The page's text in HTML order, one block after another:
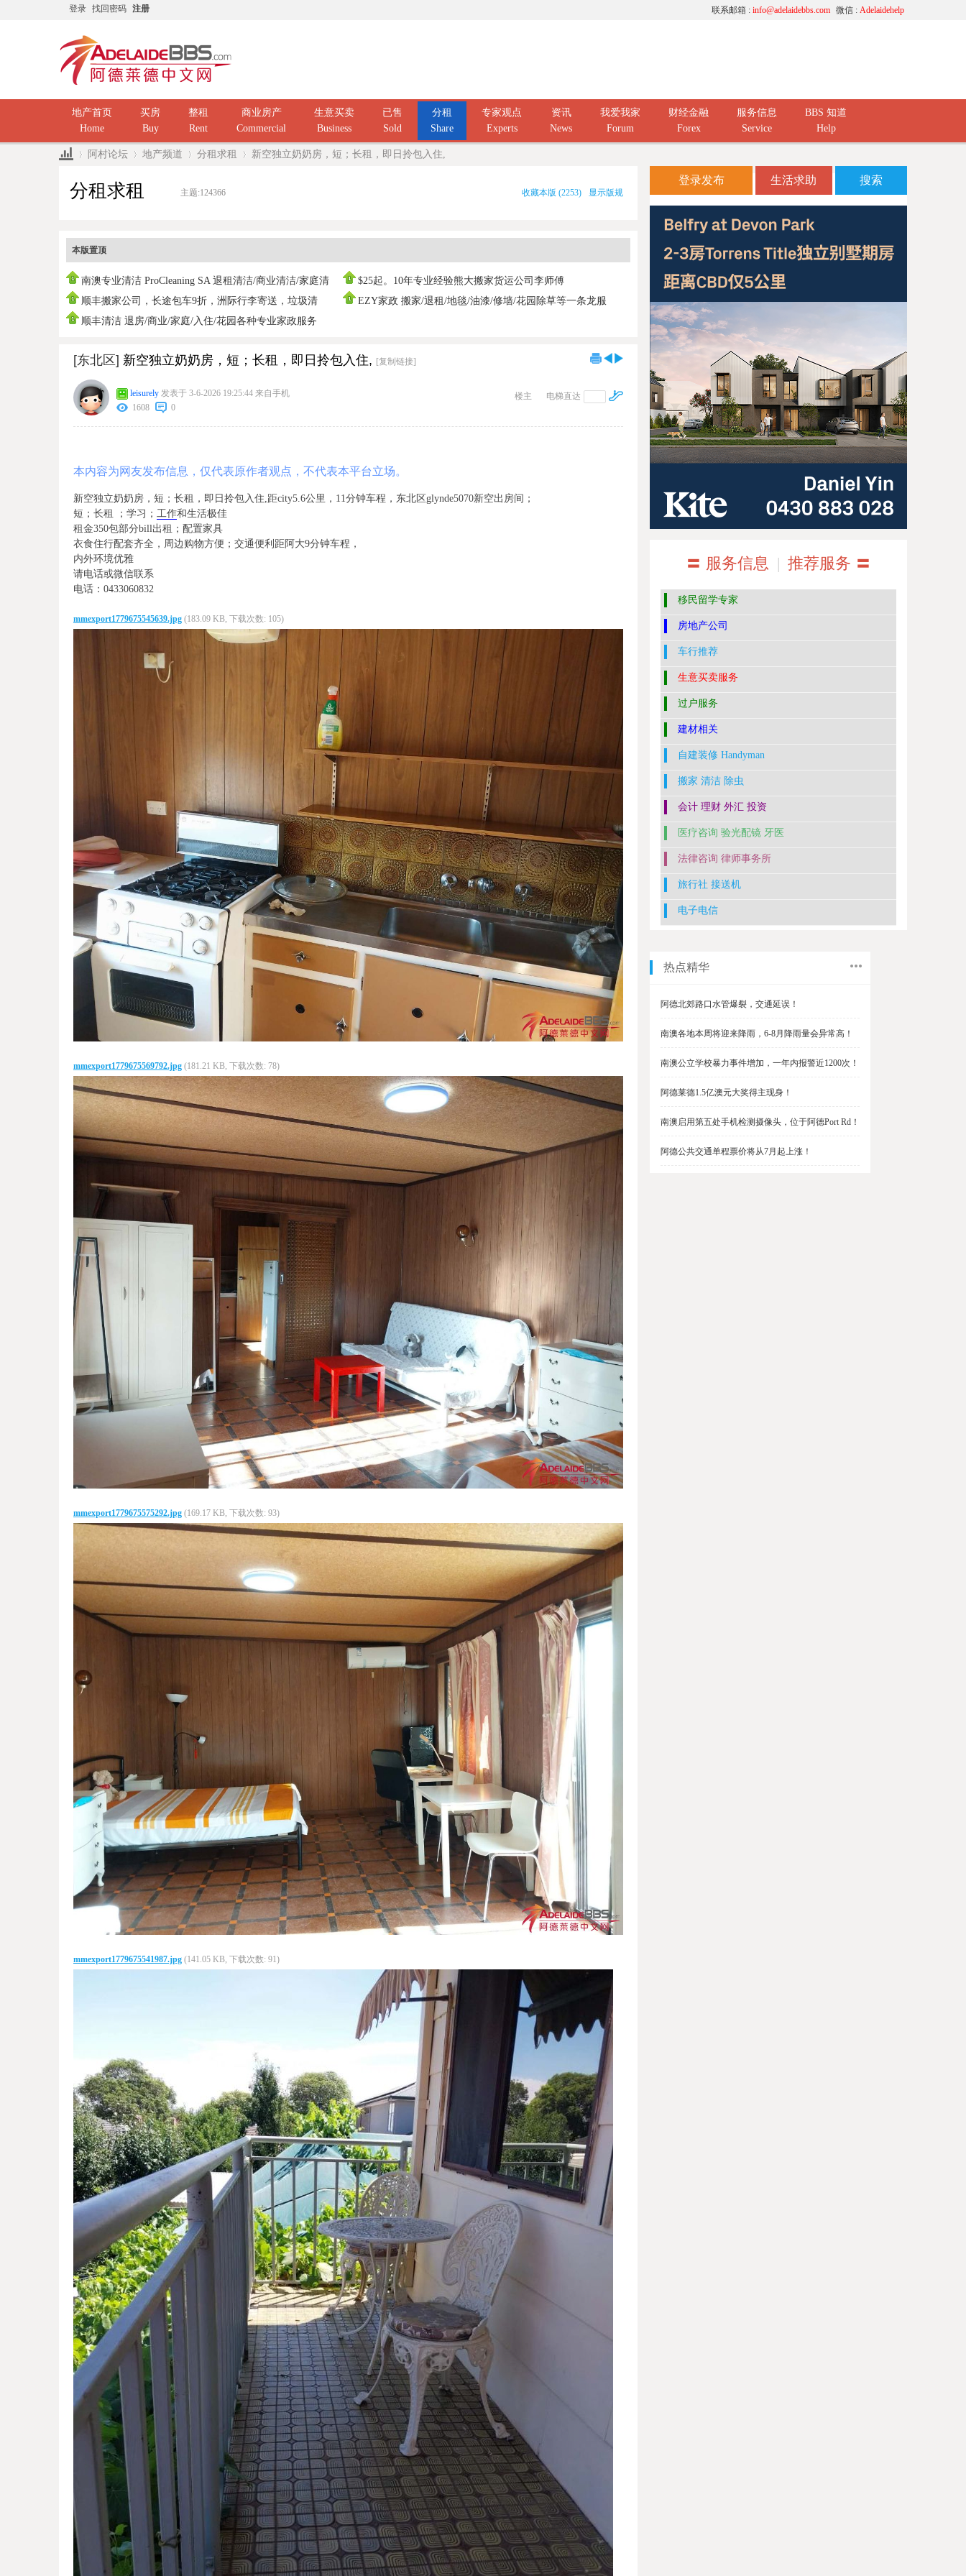
登录 找回密码 注册 微信 : Adelaidehelp
联系邮箱 : info@adelaidebbs.com
地产首页
Home
买房
Buy
整租
Rent
商业房产
Commercial
生意买卖
Business
已售
Sold
分租
Share
专家观点
Experts
资讯
News
我爱我家
Forum
财经金融
Forex
服务信息
Service
BBS 知道
Help
阿村论坛 地产频道 分租求租 新空独立奶奶房，短；长租，即日拎包入住,
分租求租 主题:124366 显示版规
收藏本版 (2253)
本版置顶
南澳专业清洁 ProCleaning SA 退租清洁/商业清洁/家庭清
洁/ 民
$25起。10年专业经验熊大搬家货运公司李师傅
0437666808，寄存打
顺丰搬家公司，长途包车9折，洲际行李寄送，垃圾清
运，中国海运
EZY家政 搬家/退租/地毯/油漆/修墙/花园除草等一条龙服
顺丰清洁 退房/商业/家庭/入住/花园各种专业家政服务
[东北区] 新空独立奶奶房，短；长租，即日拎包入住, [复制链接]
电梯直达
楼主
leisurely 发表于 3-6-2026 19:25:44 来自手机
1608
0
本内容为网友发布信息，仅代表原作者观点，不代表本平台立场。
新空独立奶奶房，短；长租，即日拎包入住,距city5.6公里，11分钟车程，东北区glynde5070新空出房间；
短；长租 ；学习； 工作和生活极佳
租金350包部分bill出租；配置家具
衣食住行配套齐全，周边购物方便；交通便利距阿大9分钟车程，
内外环境优雅
请电话或微信联系
电话：0433060832
mmexport1779675545639.jpg (183.09 KB, 下载次数: 105)
mmexport1779675569792.jpg (181.21 KB, 下载次数: 78)
mmexport1779675575292.jpg (169.17 KB, 下载次数: 93)
mmexport1779675541987.jpg (141.05 KB, 下载次数: 91)
登录发布 生活求助 搜索
〓 服务信息 | 推荐服务 〓
移民留学专家
房地产公司
车行推荐
生意买卖服务
过户服务
建材相关
自建装修 Handyman
搬家 清洁 除虫
会计 理财 外汇 投资
医疗咨询 验光配镜 牙医
法律咨询 律师事务所
旅行社 接送机
电子电信
热点精华
阿德北郊路口水管爆裂，交通延误！
南澳各地本周将迎来降雨，6-8月降雨量会异常高！
南澳公立学校暴力事件增加，一年内报警近1200次！
阿德莱德1.5亿澳元大奖得主现身！
南澳启用第五处手机检测摄像头，位于阿德Port Rd！
阿德公共交通单程票价将从7月起上涨！